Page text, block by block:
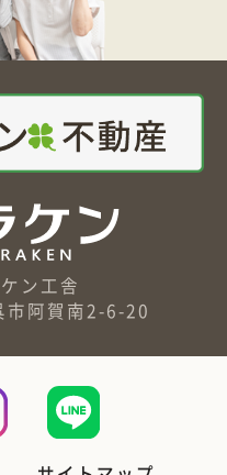
ン工舎
市阿賀南2-6-20